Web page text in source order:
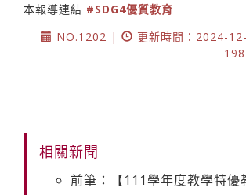
本報導連結 #SDG4優質教育
NO.1202 |
更新時間：2024-
相關新聞
前筆：【111學年度教學特優